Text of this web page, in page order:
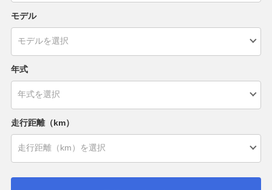
モデル
年式
走行距離（km）